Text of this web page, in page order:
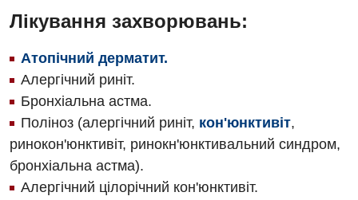
Гастроентерологія
Гінекологічне відділення
Денний стаціонар
Дерматовенерологія
Дієтологія
Ендокринологія
Лікування захворювань:
Атопічний дерматит.
Алергічний риніт.
Бронхіальна астма.
Поліноз (алергічний риніт, кон'юнктивіт,
ринокон'юнктивіт, ринокн'юнктивальний синдром,
бронхіальна астма).
Алергічний цілорічний кон'юнктивіт.